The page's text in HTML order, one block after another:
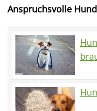
Anspruchsvolle